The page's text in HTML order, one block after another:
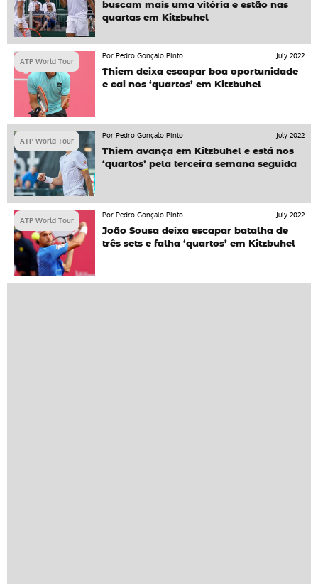
buscam mais uma vitória e estão nas
quartas em Kitzbuhel
ATP World Tour
Por Pedro Gonçalo Pinto
July 2022
Thiem deixa escapar boa oportunidade
e cai nos ‘quartos’ em Kitzbuhel
ATP World Tour
Por Pedro Gonçalo Pinto
July 2022
Thiem avança em Kitzbuhel e está nos
‘quartos’ pela terceira semana seguida
ATP World Tour
Por Pedro Gonçalo Pinto
July 2022
João Sousa deixa escapar batalha de
três sets e falha ‘quartos’ em Kitzbuhel